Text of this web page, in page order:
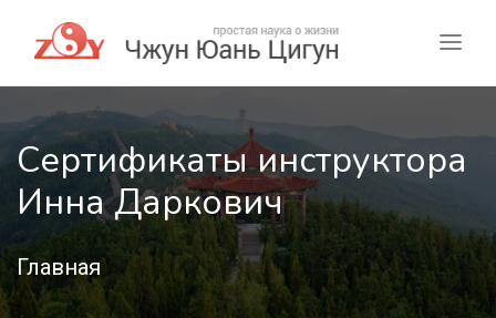
Сертификаты инструктора
Инна Даркович
Главная